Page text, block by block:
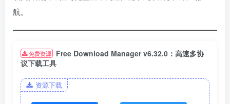
航。
免费资源
Free Download Manager v6.32.0：高速多协
议下载工具
资源下载